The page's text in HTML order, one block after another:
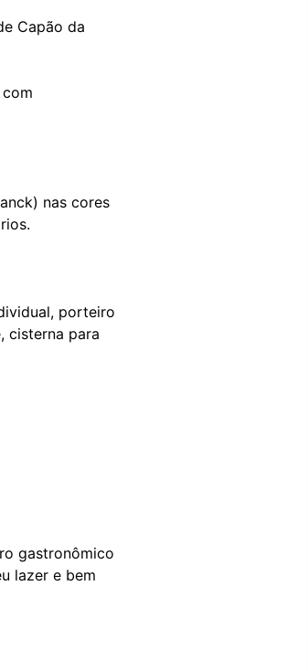
Capão da
nas cores
porteiro
cisterna para
gastronômico
lazer e bem